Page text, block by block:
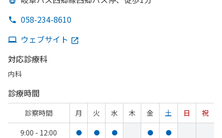
058-234-8610
ウェブサイト
対応診療科
内科
診療時間
診察時間 月 火 水 木 金 土 日
祝
9:00 - 12:00
● ● ● ● ●